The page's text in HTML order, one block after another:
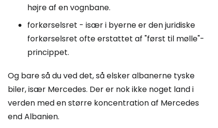
højre af en vognbane.
forkørselsret - især i byerne er den juridiske
forkørselsret ofte erstattet af "først til mølle"-
princippet.
Og bare så du ved det, så elsker albanerne tyske
biler, især Mercedes. Der er nok ikke noget land i
verden med en større koncentration af Mercedes
end Albanien.